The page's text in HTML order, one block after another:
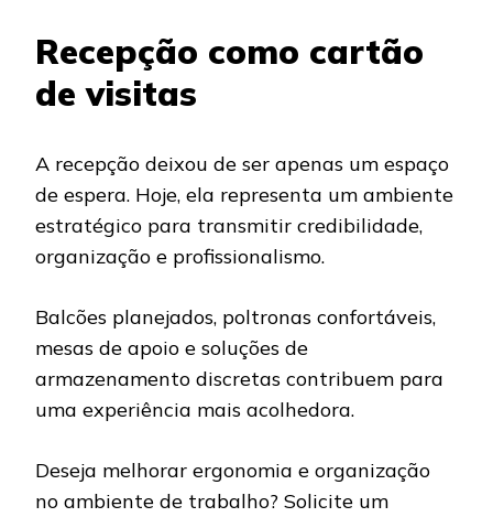
Recepção como cartão
de visitas
A recepção deixou de ser apenas um espaço
de espera. Hoje, ela representa um ambiente
estratégico para transmitir credibilidade,
organização e profissionalismo.
Balcões planejados, poltronas confortáveis,
mesas de apoio e soluções de
armazenamento discretas contribuem para
uma experiência mais acolhedora.
Deseja melhorar ergonomia e organização
no ambiente de trabalho? Solicite um